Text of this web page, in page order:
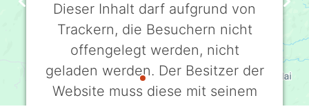
Dieser Inhalt darf aufgrund von
Trackern, die Besuchern nicht
offengelegt werden, nicht
geladen werden. Der Besitzer der
Website muss diese mit seinem